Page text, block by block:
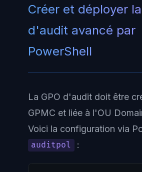
Créer et déployer la
d'audit avancé par
PowerShell
La GPO d'audit doit être
GPMC et liée à l'OU
Voici la configuration via
auditpol :